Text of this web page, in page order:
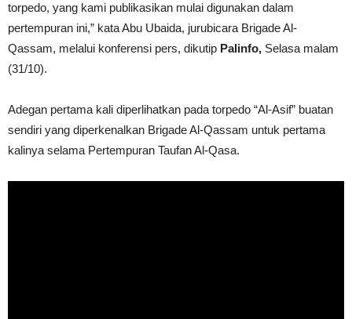
torpedo, yang kami publikasikan mulai digunakan dalam
pertempuran ini,” kata Abu Ubaida, jurubicara Brigade Al-
Qassam, melalui konferensi pers, dikutip Palinfo, Selasa malam
(31/10).
Adegan pertama kali diperlihatkan pada torpedo “Al-Asif” buatan
sendiri yang diperkenalkan Brigade Al-Qassam untuk pertama
kalinya selama Pertempuran Taufan Al-Qasa.